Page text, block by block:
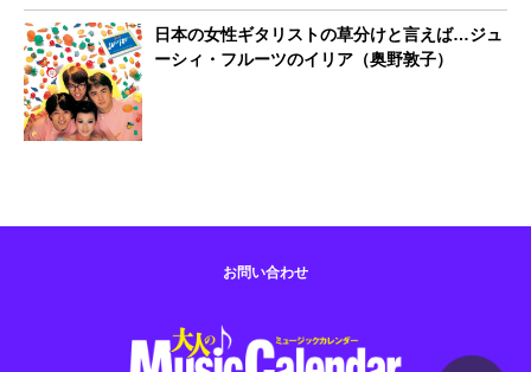
日本の女性ギタリストの草分けと言えば…ジュ
ーシィ・フルーツのイリア（奥野敦子）
お問い合わせ